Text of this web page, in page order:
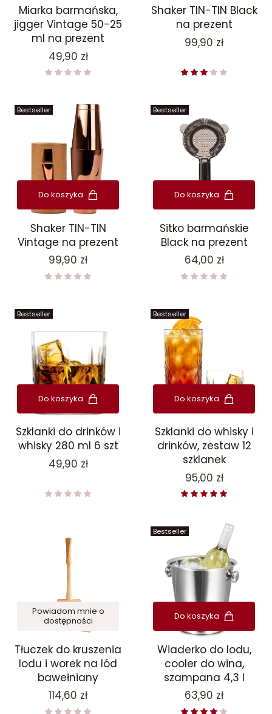
Miarka barmańska,
jigger Vintage 50-25
ml na prezent
Cena
49,90 zł
Shaker TIN-TIN Black
na prezent
Cena
99,90 zł
Bestseller
Do koszyka
Shaker TIN-TIN
Vintage na prezent
Cena
99,90 zł
Bestseller
Do koszyka
Sitko barmańskie
Black na prezent
Cena
64,00 zł
Bestseller
Do koszyka
Szklanki do drinków i
whisky 280 ml 6 szt
Cena
49,90 zł
Bestseller
Do koszyka
Szklanki do whisky i
drinków, zestaw 12
szklanek
Cena
95,00 zł
Powiadom mnie o
dostępności
Tłuczek do kruszenia
lodu i worek na lód
bawełniany
Cena
114,60 zł
Bestseller
Do koszyka
Wiaderko do lodu,
cooler do wina,
szampana 4,3 l
Cena
63,90 zł